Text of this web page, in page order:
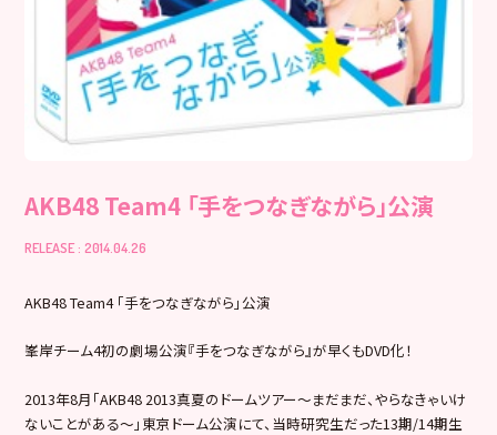
AKB48 Team4 「手をつなぎながら」公演
RELEASE : 2014.04.26
AKB48 Team4 「手をつなぎながら」公演
峯岸チーム4初の劇場公演『手をつなぎながら』が早くもDVD化！
2013年8月「AKB48 2013真夏のドームツアー～まだまだ、やらなきゃいけ
ないことがある～」東京ドーム公演にて、当時研究生だった13期/14期生